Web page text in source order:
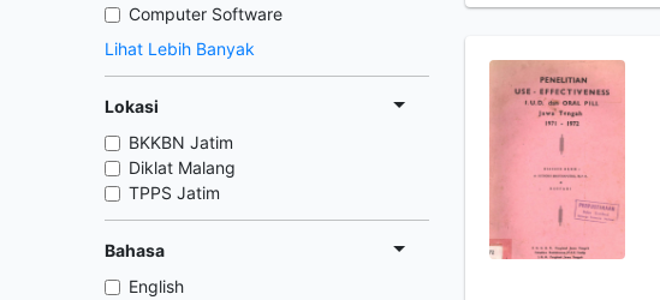
Computer Software
Lihat Lebih Banyak
Lokasi
BKKBN Jatim
Diklat Malang
TPPS Jatim
Bahasa
English